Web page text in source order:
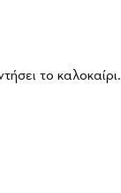
το καλοκαίρι.